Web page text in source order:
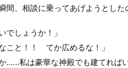
間、相談に乗ってあげようとした
でしょうか！」
こと！！ てか広めるな！」
……私は豪華な神殿でも建てれば